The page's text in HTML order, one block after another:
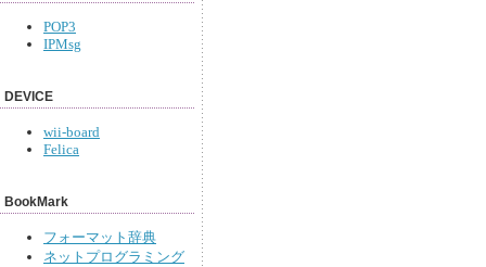
POP3
IPMsg
DEVICE
wii-board
Felica
BookMark
フォーマット辞典
ネットプログラミング